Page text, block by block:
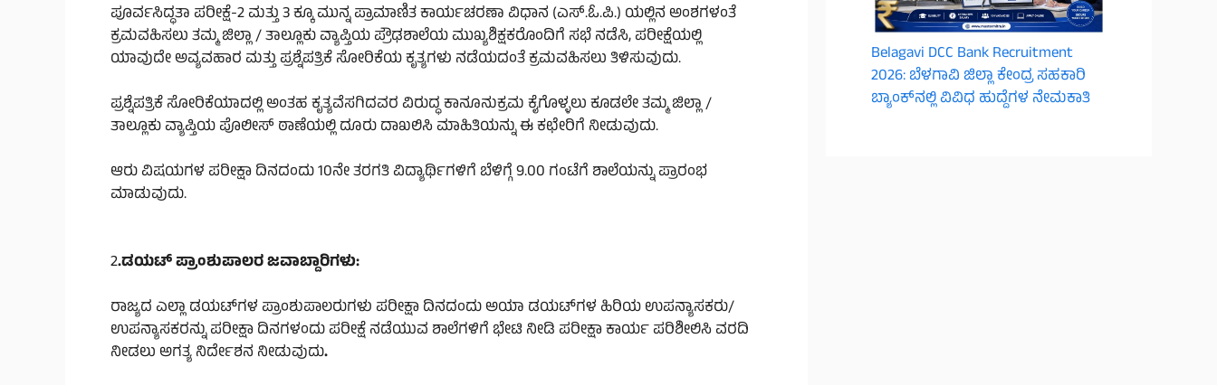
ಪೂರ್ವಸಿದ್ಧತಾ ಪರೀಕ್ಷೆ-2 ಮತ್ತು 3 ಕ್ಕೂ ಮುನ್ನ ಪ್ರಾಮಾಣಿತ ಕಾರ್ಯಚರಣಾ ವಿಧಾನ (ಎಸ್.ಓ.ಪಿ.) ಯಲ್ಲಿನ ಅಂಶಗಳಂತೆ
ಕ್ರಮವಹಿಸಲು ತಮ್ಮ ಜಿಲ್ಲಾ / ತಾಲ್ಲೂಕು ವ್ಯಾಪ್ತಿಯ ಪ್ರೌಢಶಾಲೆಯ ಮುಖ್ಯಶಿಕ್ಷಕರೊಂದಿಗೆ ಸಭೆ ನಡೆಸಿ, ಪರೀಕ್ಷೆಯಲ್ಲಿ
ಯಾವುದೇ ಅವ್ಯವಹಾರ ಮತ್ತು ಪ್ರಶ್ನೆಪತ್ರಿಕೆ ಸೋರಿಕೆಯ ಕೃತ್ಯಗಳು ನಡೆಯದಂತೆ ಕ್ರಮವಹಿಸಲು ತಿಳಿಸುವುದು.
ಪ್ರಶ್ನೆಪತ್ರಿಕೆ ಸೋರಿಕೆಯಾದಲ್ಲಿ ಅಂತಹ ಕೃತ್ಯವೆಸಗಿದವರ ವಿರುದ್ಧ ಕಾನೂನುಕ್ರಮ ಕೈಗೊಳ್ಳಲು ಕೂಡಲೇ ತಮ್ಮ ಜಿಲ್ಲಾ /
ತಾಲ್ಲೂಕು ವ್ಯಾಪ್ತಿಯ ಪೊಲೀಸ್ ಠಾಣೆಯಲ್ಲಿ ದೂರು ದಾಖಲಿಸಿ ಮಾಹಿತಿಯನ್ನು ಈ ಕಛೇರಿಗೆ ನೀಡುವುದು.
ಆರು ವಿಷಯಗಳ ಪರೀಕ್ಷಾ ದಿನದಂದು 10ನೇ ತರಗತಿ ವಿದ್ಯಾರ್ಥಿಗಳಿಗೆ ಬೆಳಿಗ್ಗೆ 9.00 ಗಂಟೆಗೆ ಶಾಲೆಯನ್ನು ಪ್ರಾರಂಭ
ಮಾಡುವುದು.
2.ಡಯಟ್ ಪ್ರಾಂಶುಪಾಲರ ಜವಾಬ್ದಾರಿಗಳು:
ರಾಜ್ಯದ ಎಲ್ಲಾ ಡಯಟ್‌ಗಳ ಪ್ರಾಂಶುಪಾಲರುಗಳು ಪರೀಕ್ಷಾ ದಿನದಂದು ಅಯಾ ಡಯಟ್‌ಗಳ ಹಿರಿಯ ಉಪನ್ಯಾಸಕರು/
ಉಪನ್ಯಾಸಕರನ್ನು ಪರೀಕ್ಷಾ ದಿನಗಳಂದು ಪರೀಕ್ಷೆ ನಡೆಯುವ ಶಾಲೆಗಳಿಗೆ ಭೇಟಿ ನೀಡಿ ಪರೀಕ್ಷಾ ಕಾರ್ಯ ಪರಿಶೀಲಿಸಿ ವರದಿ
ನೀಡಲು ಅಗತ್ಯ ನಿರ್ದೇಶನ ನೀಡುವುದು.
Belagavi DCC Bank Recruitment
2026: ಬೆಳಗಾವಿ ಜಿಲ್ಲಾ ಕೇಂದ್ರ ಸಹಕಾರಿ
ಬ್ಯಾಂಕ್‌ನಲ್ಲಿ ವಿವಿಧ ಹುದ್ದೆಗಳ ನೇಮಕಾತಿ